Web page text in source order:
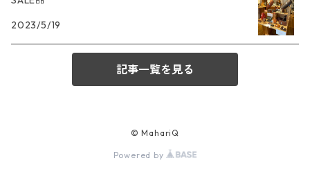
2023/5/19
記事一覧を見る
© MahariQ
Powered by